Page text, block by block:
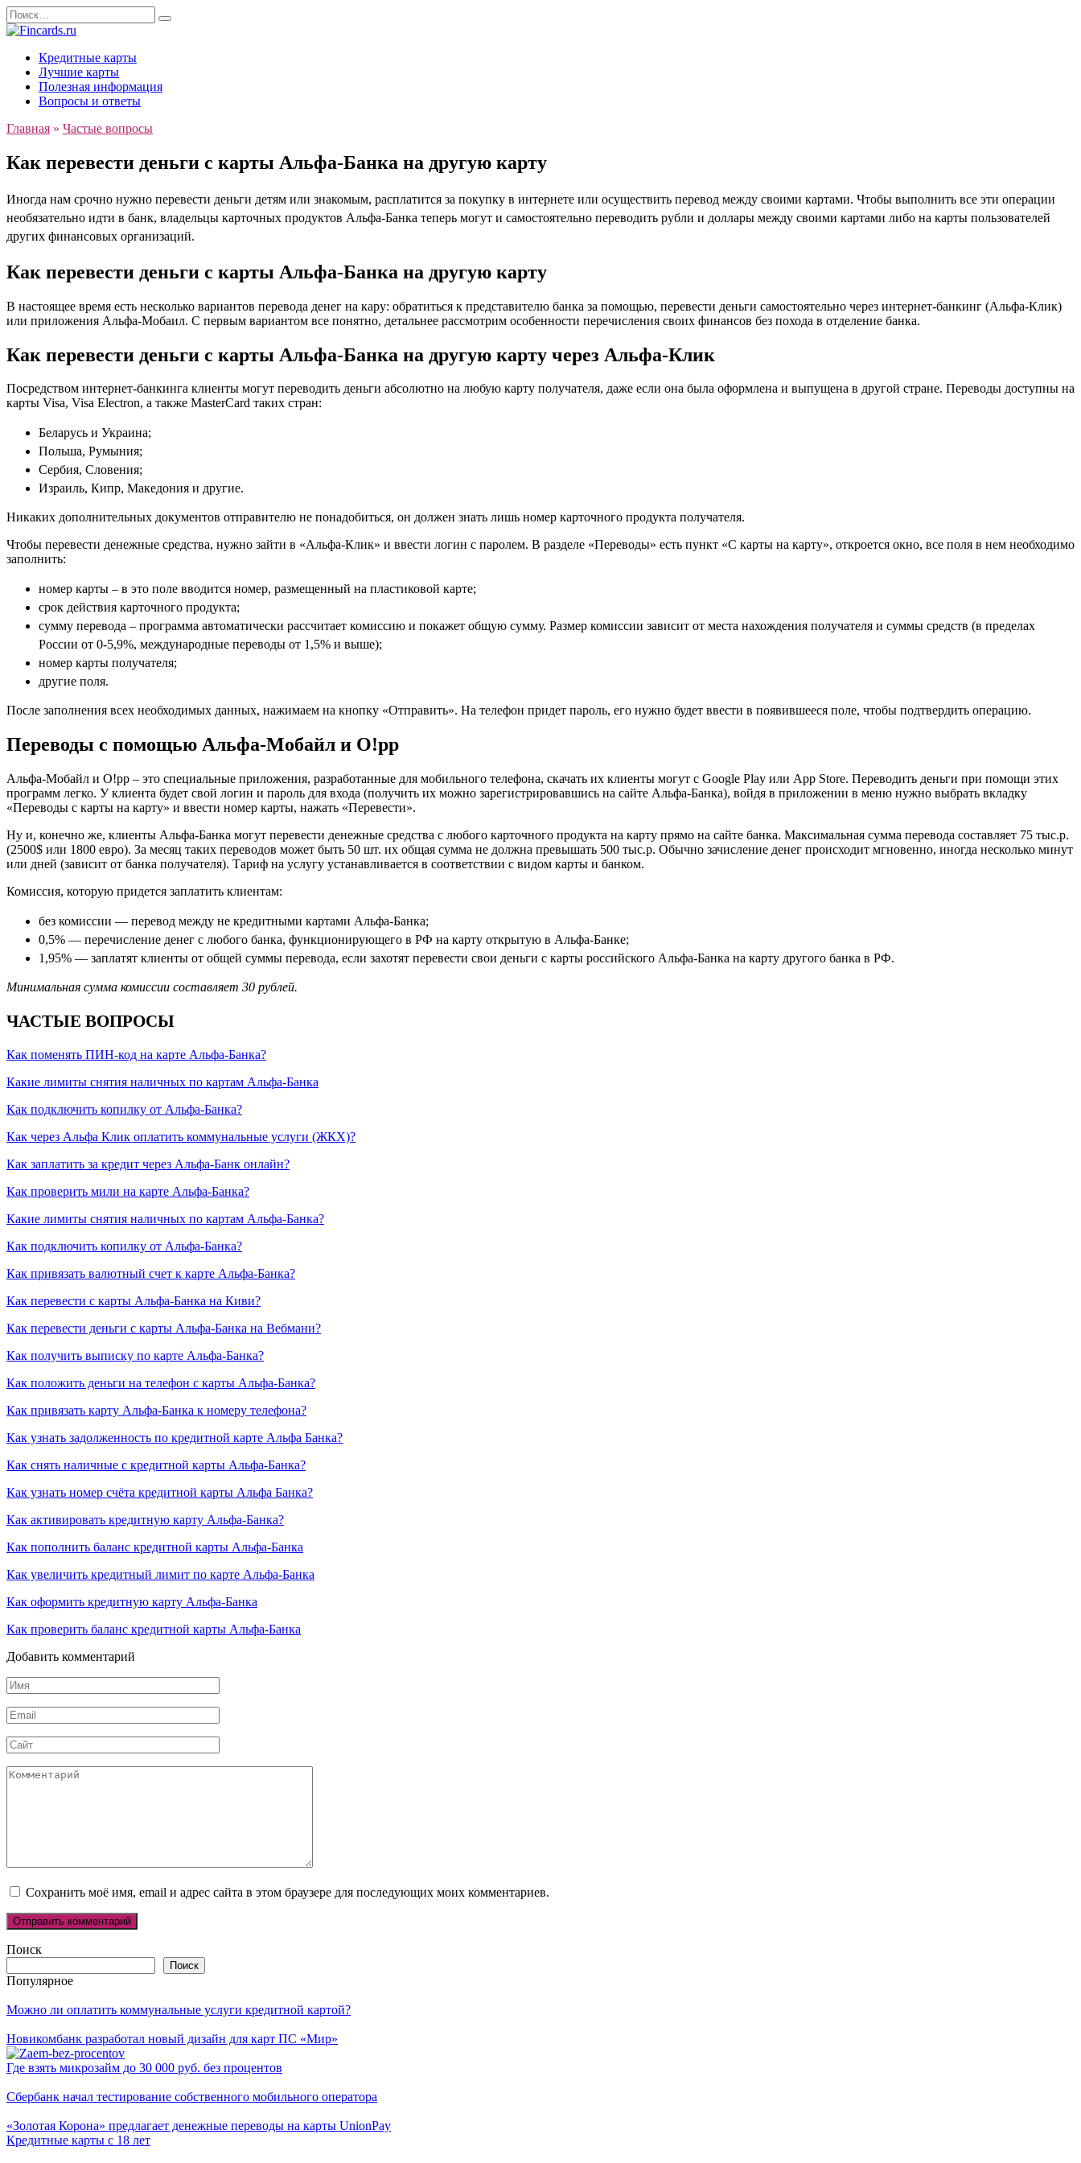
Перейти
к
Search
for:
Кредитные карты
Лучшие карты
Полезная информация
Вопросы и ответы
Главная » Частые вопросы
Как перевести деньги с карты Альфа-Банка на другую карту
Иногда нам срочно нужно перевести деньги детям или знакомым, расплатится за покупку в интернете или осуществить перевод между своими картами. Чтобы выполнить все эти операции
необязательно идти в банк, владельцы карточных продуктов Альфа-Банка теперь могут и самостоятельно переводить рубли и доллары между своими картами либо на карты пользователей
других финансовых организаций.
Как перевести деньги с карты Альфа-Банка на другую карту
В настоящее время есть несколько вариантов перевода денег на кару: обратиться к представителю банка за помощью, перевести деньги самостоятельно через интернет-банкинг (Альфа-Клик)
или приложения Альфа-Мобаил. С первым вариантом все понятно, детальнее рассмотрим особенности перечисления своих финансов без похода в отделение банка.
Как перевести деньги с карты Альфа-Банка на другую карту через Альфа-Клик
Посредством интернет-банкинга клиенты могут переводить деньги абсолютно на любую карту получателя, даже если она была оформлена и выпущена в другой стране. Переводы доступны на
карты Visa, Visa Electron, а также MasterCard таких стран:
Беларусь и Украина;
Польша, Румыния;
Сербия, Словения;
Израиль, Кипр, Македония и другие.
Никаких дополнительных документов отправителю не понадобиться, он должен знать лишь номер карточного продукта получателя.
Чтобы перевести денежные средства, нужно зайти в «Альфа-Клик» и ввести логин с паролем. В разделе «Переводы» есть пункт «С карты на карту», откроется окно, все поля в нем необходимо
заполнить:
номер карты – в это поле вводится номер, размещенный на пластиковой карте;
срок действия карточного продукта;
сумму перевода – программа автоматически рассчитает комиссию и покажет общую сумму. Размер комиссии зависит от места нахождения получателя и суммы средств (в пределах
России от 0-5,9%, международные переводы от 1,5% и выше);
номер карты получателя;
другие поля.
После заполнения всех необходимых данных, нажимаем на кнопку «Отправить». На телефон придет пароль, его нужно будет ввести в появившееся поле, чтобы подтвердить операцию.
Переводы с помощью Альфа-Мобайл и O!pp
Альфа-Мобайл и O!pp – это специальные приложения, разработанные для мобильного телефона, скачать их клиенты могут с Google Play или App Store. Переводить деньги при помощи этих
программ легко. У клиента будет свой логин и пароль для входа (получить их можно зарегистрировавшись на сайте Альфа-Банка), войдя в приложении в меню нужно выбрать вкладку
«Переводы с карты на карту» и ввести номер карты, нажать «Перевести».
Ну и, конечно же, клиенты Альфа-Банка могут перевести денежные средства с любого карточного продукта на карту прямо на сайте банка. Максимальная сумма перевода составляет 75 тыс.р.
(2500$ или 1800 евро). За месяц таких переводов может быть 50 шт. их общая сумма не должна превышать 500 тыс.р. Обычно зачисление денег происходит мгновенно, иногда несколько минут
или дней (зависит от банка получателя). Тариф на услугу устанавливается в соответствии с видом карты и банком.
Комиссия, которую придется заплатить клиентам:
без комиссии — перевод между не кредитными картами Альфа-Банка;
0,5% — перечисление денег с любого банка, функционирующего в РФ на карту открытую в Альфа-Банке;
1,95% — заплатят клиенты от общей суммы перевода, если захотят перевести свои деньги с карты российского Альфа-Банка на карту другого банка в РФ.
Минимальная сумма комиссии составляет 30 рублей.
ЧАСТЫЕ ВОПРОСЫ
Как поменять ПИН-код на карте Альфа-Банка?
Какие лимиты снятия наличных по картам Альфа-Банка
Как подключить копилку от Альфа-Банка?
Как через Альфа Клик оплатить коммунальные услуги (ЖКХ)?
Как заплатить за кредит через Альфа-Банк онлайн?
Как проверить мили на карте Альфа-Банка?
Какие лимиты снятия наличных по картам Альфа-Банка?
Как подключить копилку от Альфа-Банка?
Как привязать валютный счет к карте Альфа-Банка?
Как перевести с карты Альфа-Банка на Киви?
Как перевести деньги с карты Альфа-Банка на Вебмани?
Как получить выписку по карте Альфа-Банка?
Как положить деньги на телефон с карты Альфа-Банка?
Как привязать карту Альфа-Банка к номеру телефона?
Как узнать задолженность по кредитной карте Альфа Банка?
Как снять наличные с кредитной карты Альфа-Банка?
Как узнать номер счёта кредитной карты Альфа Банка?
Как активировать кредитную карту Альфа-Банка?
Как пополнить баланс кредитной карты Альфа-Банка
Как увеличить кредитный лимит по карте Альфа-Банка
Как оформить кредитную карту Альфа-Банка
Как проверить баланс кредитной карты Альфа-Банка
Добавить комментарий
Имя
*
Email
*
Сайт
Комментарий
Сохранить моё имя, email и адрес сайта в этом браузере для последующих моих комментариев.
Поиск
Поиск
Популярное
Можно ли оплатить коммунальные услуги кредитной картой?
Новикомбанк разработал новый дизайн для карт ПС «Мир»
Где взять микрозайм до 30 000 руб. без процентов
Сбербанк начал тестирование собственного мобильного оператора
«Золотая Корона» предлагает денежные переводы на карты UnionPay
Кредитные карты с 18 лет